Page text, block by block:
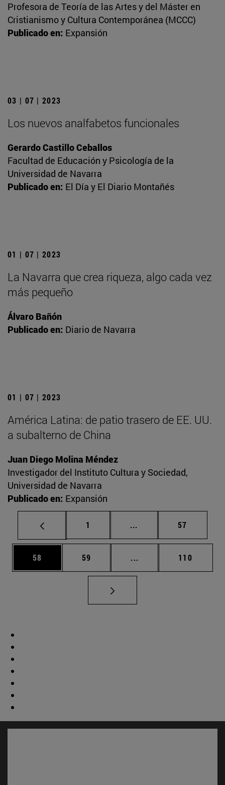
Profesora de Teoría de las Artes y del Máster en
Cristianismo y Cultura Contemporánea (MCCC)
Publicado en: Expansión
03 | 07 | 2023
Los nuevos analfabetos funcionales
Gerardo Castillo Ceballos
Facultad de Educación y Psicología de la
Universidad de Navarra
Publicado en: El Día y El Diario Montañés
01 | 07 | 2023
La Navarra que crea riqueza, algo cada vez
más pequeño
Álvaro Bañón
Publicado en: Diario de Navarra
01 | 07 | 2023
América Latina: de patio trasero de EE. UU.
a subalterno de China
Juan Diego Molina Méndez
Investigador del Instituto Cultura y Sociedad,
Universidad de Navarra
Publicado en: Expansión
Página
1 ... Páginas intermedias
Página
57
Página
58 Página
59 ... Páginas intermedias
Página
110